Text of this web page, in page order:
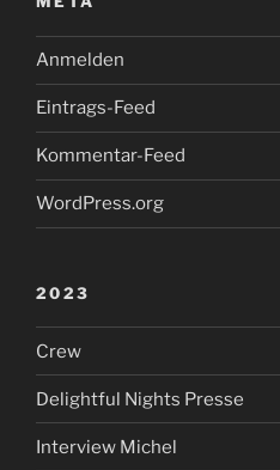
Anmelden
Eintrags-Feed
Kommentar-Feed
WordPress.org
2023
Crew
Delightful Nights Presse
Interview Michel